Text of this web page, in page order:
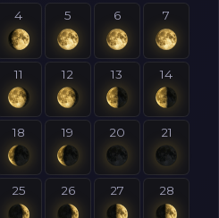
4 5 6 7
11 12 13 14
18 19 20 21
25 26 27 28